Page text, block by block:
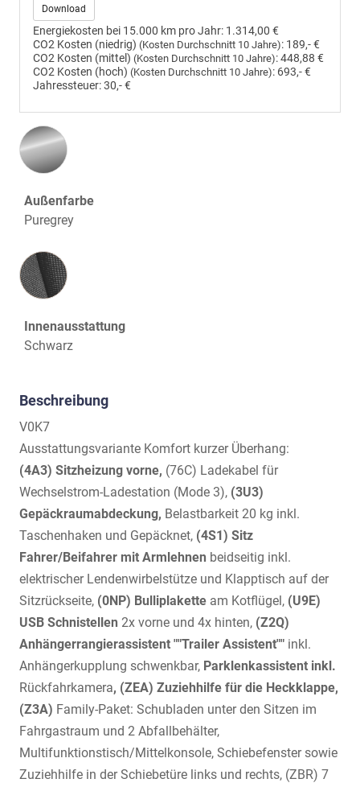
Download
Energiekosten bei 15.000 km pro Jahr: 1.314,00 €
CO2 Kosten (niedrig) (Kosten Durchschnitt 10 Jahre): 189,- €
CO2 Kosten (mittel) (Kosten Durchschnitt 10 Jahre):448,88 €
CO2 Kosten (hoch) (Kosten Durchschnitt 10 Jahre): 693,- €
Jahressteuer:30,- €
Außenfarbe
Puregrey
Innenausstattung
Innenausstattung
Schwarz
Beschreibung
V0K7
Ausstattungsvariante Komfort kurzer Überhang:
(4A3) Sitzheizung vorne, (76C) Ladekabel für
Wechselstrom-Ladestation (Mode 3), (3U3)
Gepäckraumabdeckung, Belastbarkeit 20 kg inkl.
Taschenhaken und Gepäcknet, (4S1) Sitz
Fahrer/Beifahrer mit Armlehnen beidseitig inkl.
elektrischer Lendenwirbelstütze und Klapptisch auf der
Sitzrückseite, (0NP) Bulliplakette am Kotflügel, (U9E)
USB Schnistellen 2x vorne und 4x hinten, (Z2Q)
Anhängerrangierassistent ""Trailer Assistent"" inkl.
Anhängerkupplung schwenkbar, Parklenkassistent inkl.
Rückfahrkamera, (ZEA) Zuziehhilfe für die Heckklappe,
(Z3A) Family-Paket: Schubladen unter den Sitzen im
Fahrgastraum und 2 Abfallbehälter,
Multifunktionstisch/Mittelkonsole, Schiebefenster sowie
Zuziehhilfe in der Schiebetüre links und rechts, (ZBR) 7